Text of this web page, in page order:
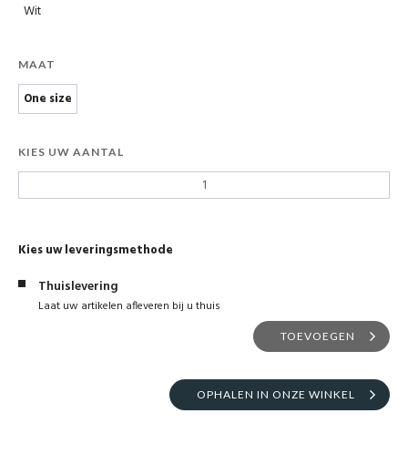
Wit
MAAT
One size
KIES UW AANTAL
Kies uw leveringsmethode
Thuislevering
Laat uw artikelen afleveren bij u thuis
TOEVOEGEN
OPHALEN IN ONZE WINKEL